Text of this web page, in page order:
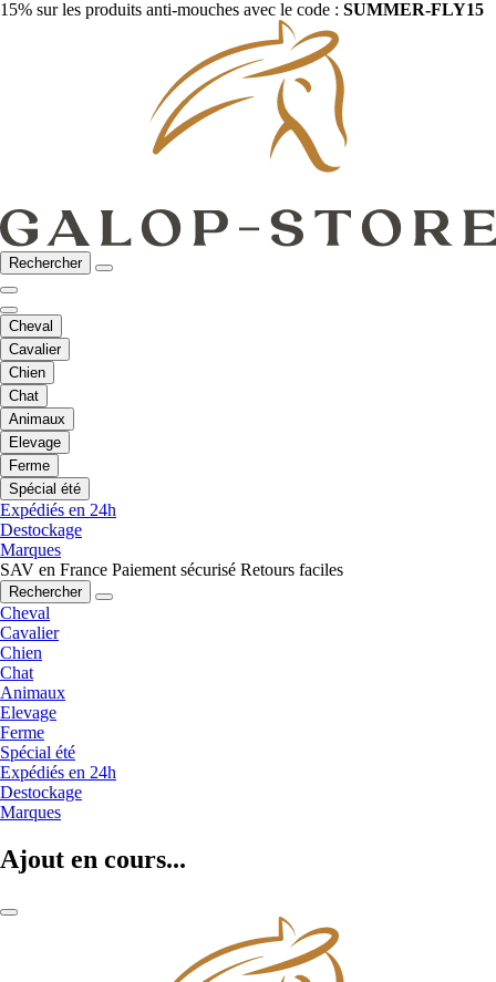
15% sur les produits anti-mouches avec le code : SUMMER-FLY15
Rechercher
Cheval
Cavalier
Chien
Chat
Animaux
Elevage
Ferme
Spécial été
Expédiés en 24h
Destockage
Marques
SAV en France Paiement sécurisé Retours faciles
Rechercher
Cheval
Cavalier
Chien
Chat
Animaux
Elevage
Ferme
Spécial été
Expédiés en 24h
Destockage
Marques
Ajout en cours...